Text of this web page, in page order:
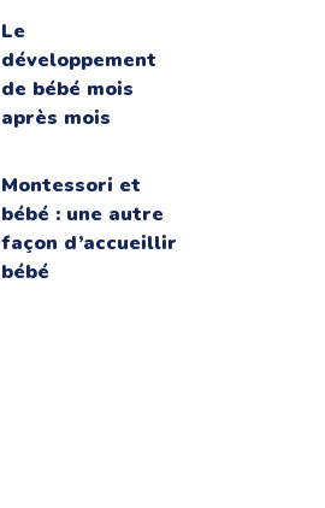
Le
développement
de bébé mois
après mois
Montessori et
bébé : une autre
façon d’accueillir
bébé